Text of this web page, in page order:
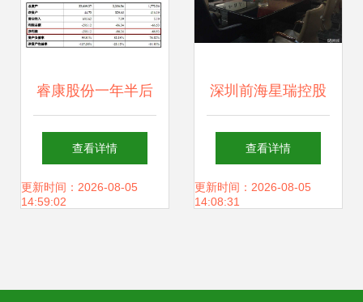
睿康股份一年半后
再易主 未来有望重
回电缆主业 投资兴
查看详情
更新时间：2026-08-05
14:59:02
深圳前海星瑞控股
投资兴办实业的战
略布局与价值创造
查看详情
更新时间：2026-08-05
14:08:31